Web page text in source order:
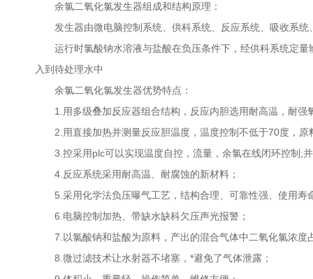
余氯二氧化氯发生器组成和结构原理：
发生器由微电脑控制系统、供科系统、反应系统、吸收系统
运行时氯酸钠水溶液与盐酸在负压条件下，经供科系统定量
入到待处理水中
余氯二氧化氯发生器优势特点：
1.用多级叠加反应器组合结构，反应内胆选用耐高温，耐强
2.用直接加热并测量反应胆温度，温度控制不低于70度，原
3.控采用plc可以实现温度自控，流量，余氯在线闭环控制;
4.反应系统采用耐高温、耐腐蚀的新材料；
5.采用化学法负压曝气工艺，结构合理、可靠性强、使用寿
6.电脑控制加热、带缺水缺科欠压声光报警；
7.以氯酸钠和盐酸为原料，产出的混合气体中二氧化氯浓度
8.微过滤技术让水射器不堵塞，*避免了气体泄露；